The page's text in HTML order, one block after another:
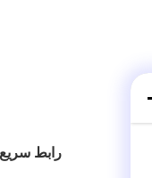
رابط سريع